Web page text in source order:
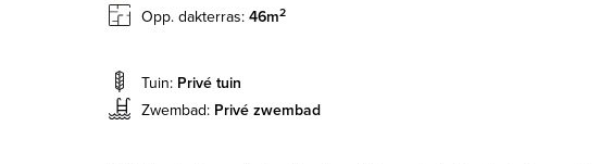
Opp. dakterras: 46m2
Tuin: Privé tuin
Zwembad: Privé zwembad